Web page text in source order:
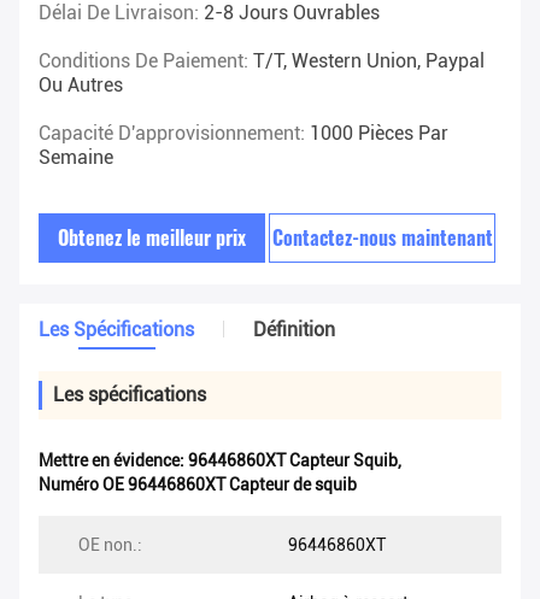
Délai De Livraison: 2-8 Jours Ouvrables
Conditions De Paiement: T/T, Western Union, Paypal
Ou Autres
Capacité D'approvisionnement: 1000 Pièces Par
Semaine
Obtenez le meilleur prix Contactez-nous maintenant
Les Spécifications Définition
Les spécifications
Mettre en évidence: 96446860XT Capteur Squib,
Numéro OE 96446860XT Capteur de squib
OE non.: 96446860XT